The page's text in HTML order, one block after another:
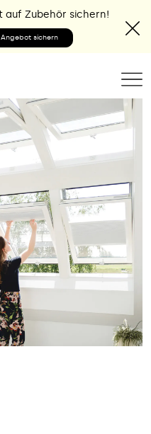
auf Zubehör sichern!
Angebot sichern